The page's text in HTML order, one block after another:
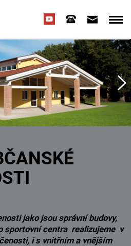
jako jsou správní budovy,
sportovní centra realizujeme v
i s vnitřním a vnějším